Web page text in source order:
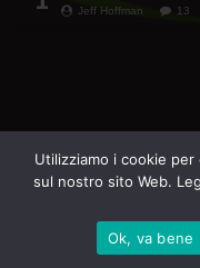
Jeff Hoffman 13
Testata
Stampa del
Direttore
Tutti i diritti
Utilizziamo i cookie
sul nostro sito Web.
Ok, va bene